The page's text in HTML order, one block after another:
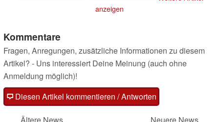
anzeigen
Kommentare
Fragen, Anregungen, zusätzliche Informationen zu diesem
Artikel? - Uns interessiert Deine Meinung (auch ohne
Anmeldung möglich)!
Diesen Artikel kommentieren / Antworten
Ältere News
Neuere News